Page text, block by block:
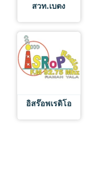
สวท.เบตง
อิสร๊อพเรดิโอ